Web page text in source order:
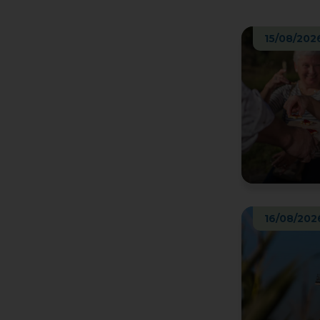
15/08/
16/08/